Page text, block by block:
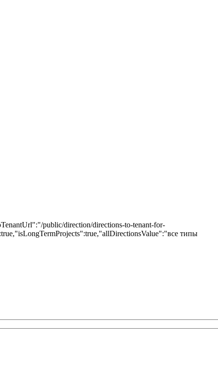
public/direction/directions-to-tenant-for-
типы